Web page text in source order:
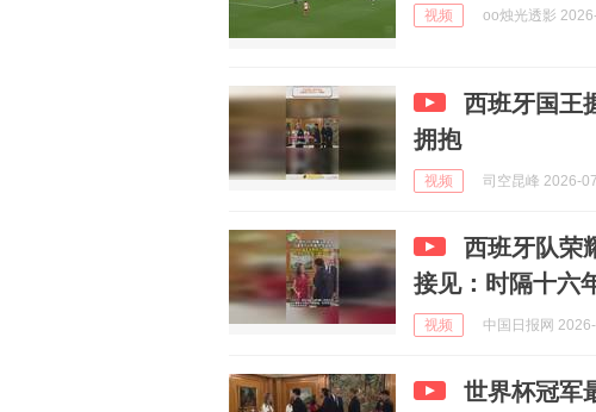
视频 oo烛光透影
西班牙国王
拥抱
视频 司空昆峰 2026-
西班牙队荣
接见：时隔十六
视频 中国日报网
世界杯冠军